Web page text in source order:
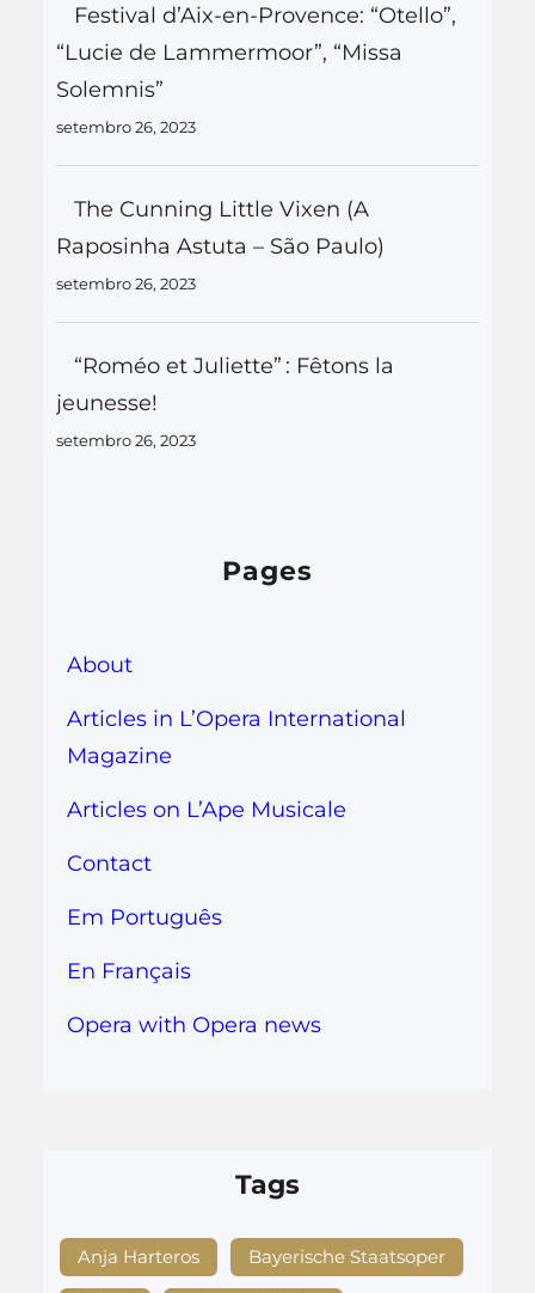
Festival d’Aix-en-Provence: “Otello”,
“Lucie de Lammermoor”, “Missa
Solemnis”
setembro 26, 2023
The Cunning Little Vixen (A
Raposinha Astuta – São Paulo)
setembro 26, 2023
“Roméo et Juliette” : Fêtons la
jeunesse!
setembro 26, 2023
Pages
About
Articles in L’Opera International
Magazine
Articles on L’Ape Musicale
Contact
Em Português
En Français
Opera with Opera news
Tags
Anja Harteros Bayerische Staatsoper